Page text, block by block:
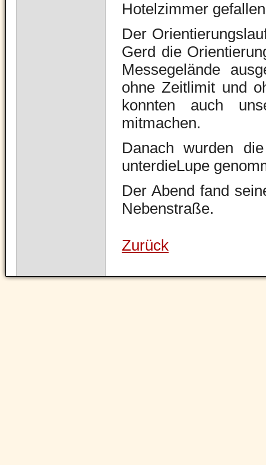
Hotelzimmer
Der
Gerd die
Messegelände
ohne Zeitlimit und
konnten auch
mitmachen.
Danach wurden
unterdieLupe
Der Abend fand
Nebenstraße.
Zurück
Navigation